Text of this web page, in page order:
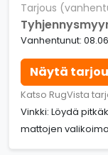
Tarjous
Vanhentunut:
Näytä
Katso RugVista
Vinkki: Löydä
mattojen